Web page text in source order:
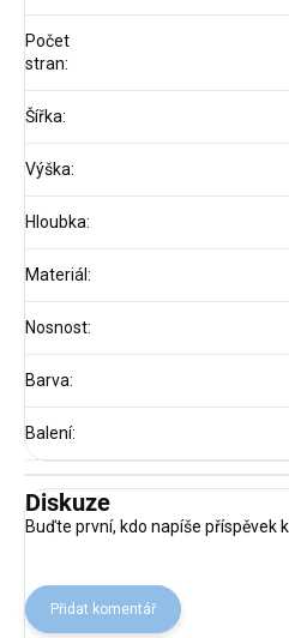
Počet
stran:
Šířka:
Výška:
Hloubka:
Materiál:
Nosnost:
Barva:
Balení:
Diskuze
Buďte první, kdo napíše příspěvek
Přidat komentář